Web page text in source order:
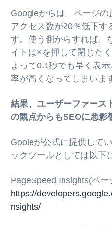
Googleからは、ページの
アクセス数が20％低下す
す。使う側からすれば、
イトは×を押して閉じた
よって0.1秒でも早く表
率が高くなってしまいま
結果、ユーザーファース
の観点からもSEOに悪影
Gooleが公式に提供して
ックツールとしては以下
PageSpeed Insights(ペ
https://
nsights/